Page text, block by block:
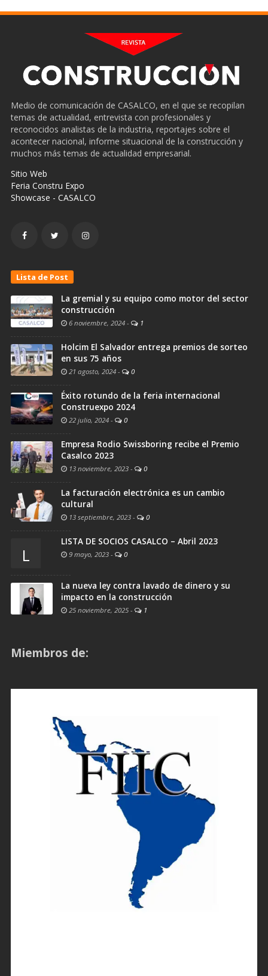
Medio de comunicación de CASALCO, en el que se recopilan
temas de actualidad, entrevista con profesionales y
reconocidos analistas de la industria, reportajes sobre el
acontecer nacional, informe situacional de la construcción y
muchos más temas de actualidad empresarial.
Sitio Web
Feria Constru Expo
Showcase - CASALCO
Lista de Post
La gremial y su equipo como motor del sector
construcción
6 noviembre, 2024 - 1
Holcim El Salvador entrega premios de sorteo
en sus 75 años
21 agosto, 2024 - 0
Éxito rotundo de la feria internacional
Construexpo 2024
22 julio, 2024 - 0
Empresa Rodio Swissboring recibe el Premio
Casalco 2023
13 noviembre, 2023 - 0
La facturación electrónica es un cambio
cultural
13 septiembre, 2023 - 0
L
LISTA DE SOCIOS CASALCO – Abril 2023
9 mayo, 2023 - 0
La nueva ley contra lavado de dinero y su
impacto en la construcción
25 noviembre, 2025 - 1
Miembros de: